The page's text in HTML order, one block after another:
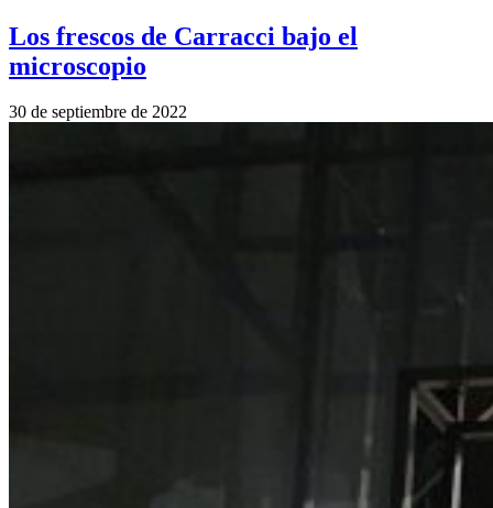
Los frescos de Carracci bajo el
microscopio
30 de septiembre de 2022